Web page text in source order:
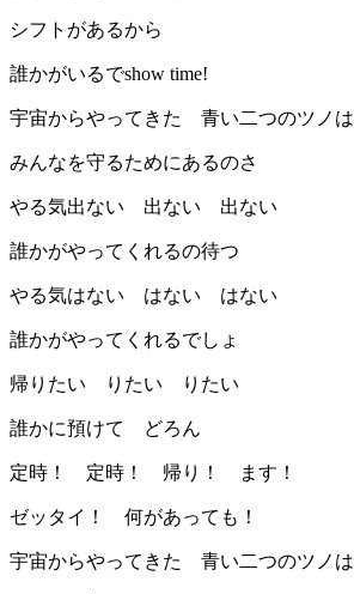
シフトがあるから
誰かがいるでshow time!
宇宙からやってきた 青い二つのツノは
みんなを守るためにあるのさ
やる気出ない 出ない 出ない
誰かがやってくれるの待つ
やる気はない はない はない
誰かがやってくれるでしょ
帰りたい りたい りたい
誰かに預けて どろん
定時！ 定時！ 帰り！ ます！
ゼッタイ！ 何があっても！
宇宙からやってきた 青い二つのツノは